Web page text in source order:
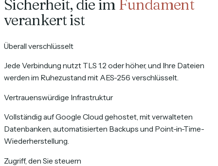
Sicherheit, die im Fundament
verankert ist
Überall verschlüsselt
Jede Verbindung nutzt TLS 1.2 oder höher, und Ihre Dateien
werden im Ruhezustand mit AES-256 verschlüsselt.
Vertrauenswürdige Infrastruktur
Vollständig auf Google Cloud gehostet, mit verwalteten
Datenbanken, automatisierten Backups und Point-in-Time-
Wiederherstellung.
Zugriff, den Sie steuern